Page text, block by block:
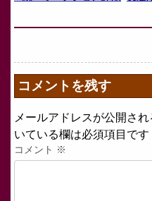
コメントを残す
メールアドレスが公開され
いている欄は必須項目です
コメント ※